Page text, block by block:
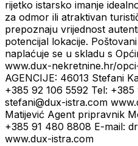
rijetko istarsko imanje
za odmor ili atraktivan
prepoznaju vrijednost
potencijal lokacije.
naplaćuje se u skladu s
www.dux-nekretnine.hr/
AGENCIJE: 46013 Stefani
+385 92 106 5592 Tel:
stefani@dux-istra.com
Matijević Agent pripravnik
+385 91 480 8808 E-mail:
www.dux-istra.com